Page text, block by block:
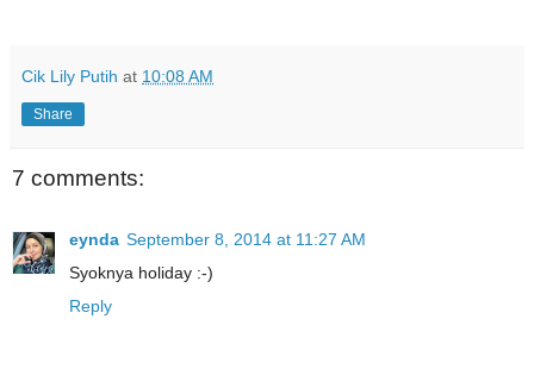
Cik Lily Putih at 10:08 AM
Share
7 comments:
eynda September 8, 2014 at 11:27 AM
Syoknya holiday :-)
Reply